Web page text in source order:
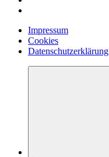
Impressum
Cookies
Datenschutzerklärung